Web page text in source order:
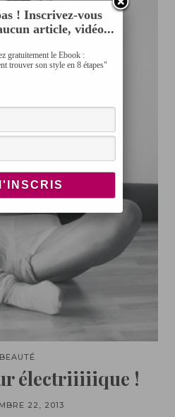
BEAUTÉ
électriiiiique !
22, 2013
! Inscrivez-vous
article, vidéo...
gratuitement le Ebook :
trouver son style en 8 étapes"